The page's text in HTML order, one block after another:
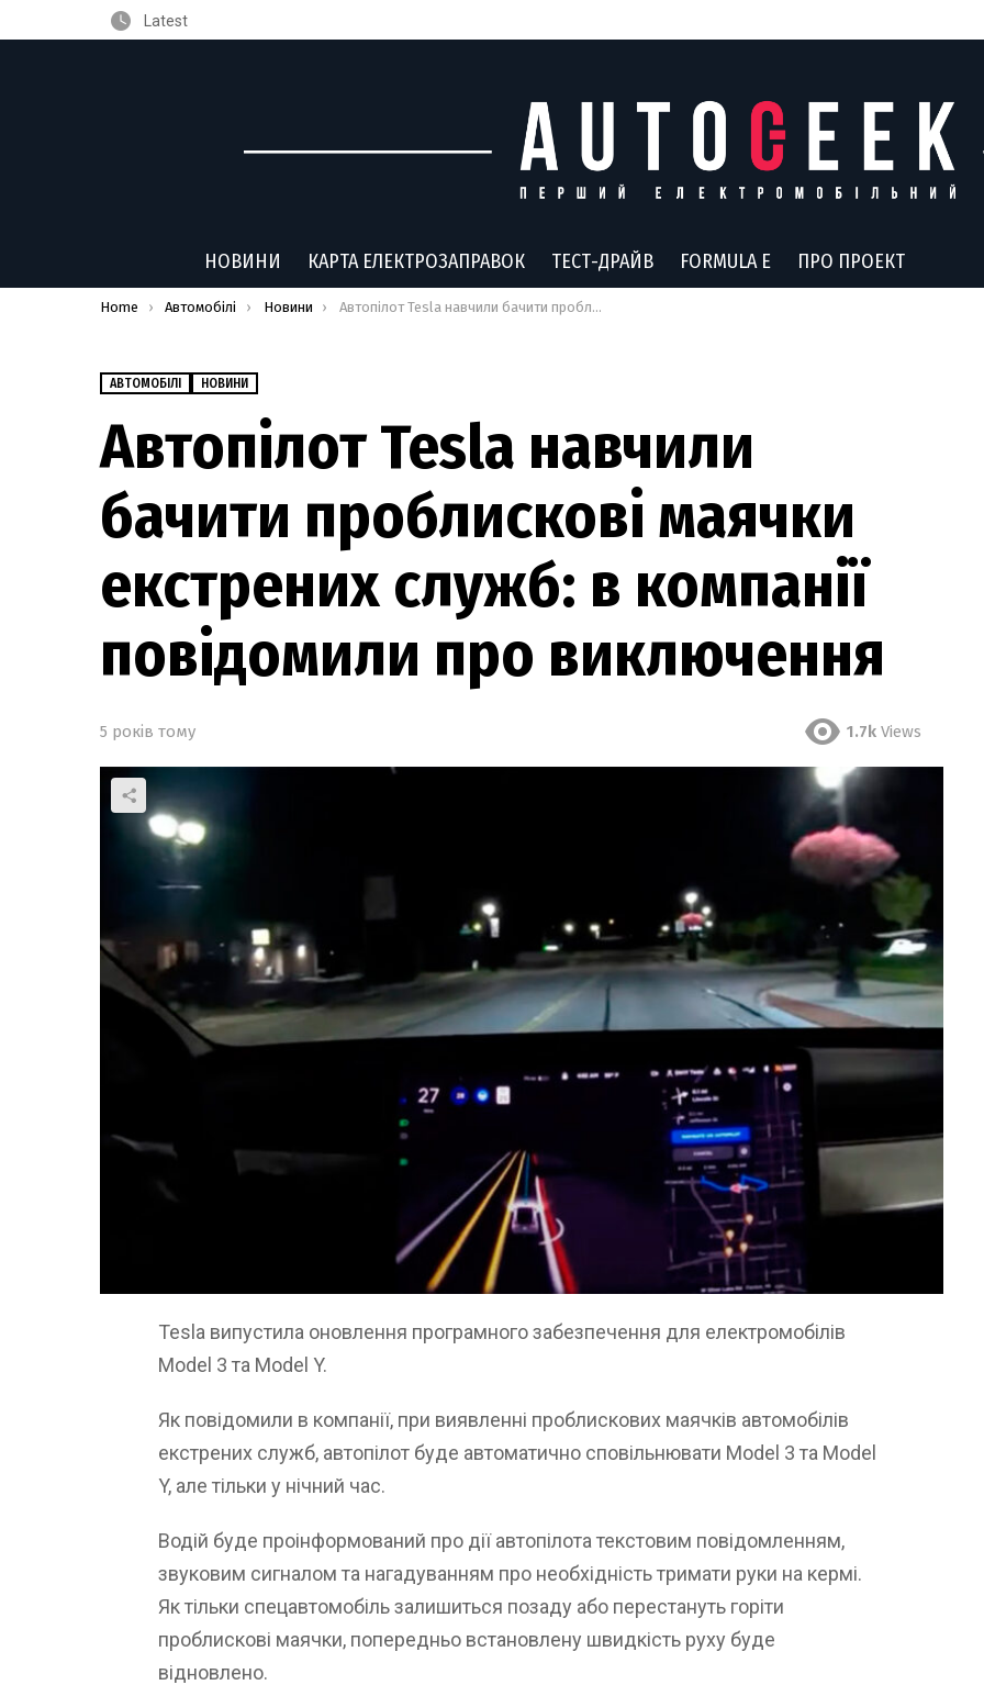
Latest
НОВИНИ КАРТА ЕЛЕКТРОЗАПРАВОК ТЕСТ-ДРАЙВ FORMULA E ПРО ПРОЕКТ
You are here:
Home Автомобілі Новини Автопілот Tesla навчили бачити проблискові маячки екстрених служб: в компанії повідомили про виключення
АВТОМОБІЛІ НОВИНИ
Автопілот Tesla навчили
бачити проблискові маячки
екстрених служб: в компанії
повідомили про виключення
5 років тому 1.7k Views
Tesla випустила оновлення програмного забезпечення для електромобілів
Model 3 та Model Y.
Як повідомили в компанії, при виявленні проблискових маячків автомобілів
екстрених служб, автопілот буде автоматично сповільнювати Model 3 та Model
Y, але тільки у нічний час.
Водій буде проінформований про дії автопілота текстовим повідомленням,
звуковим сигналом та нагадуванням про необхідність тримати руки на кермі.
Як тільки спецавтомобіль залишиться позаду або перестануть горіти
проблискові маячки, попередньо встановлену швидкість руху буде
відновлено.